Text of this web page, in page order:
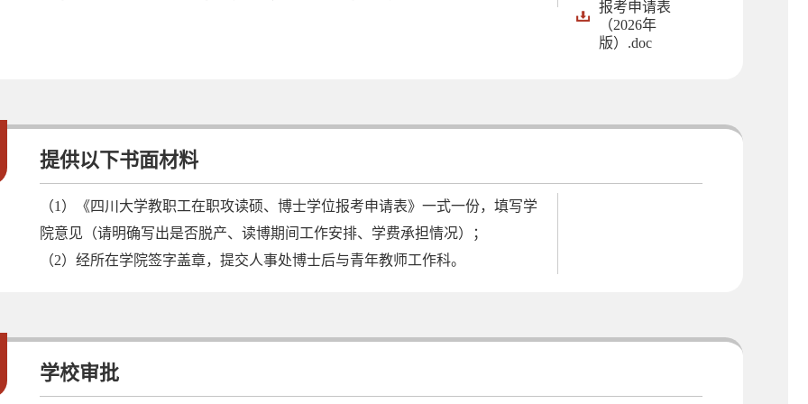
报考申请表
（2026年
版）.doc
提供以下书面材料
（1）《四川大学教职工在职攻读硕、博士学位报考申请表》一式一份，填写学
院意见（请明确写出是否脱产、读博期间工作安排、学费承担情况）；
（2）经所在学院签字盖章，提交人事处博士后与青年教师工作科。
学校审批